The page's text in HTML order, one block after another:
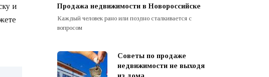
и
Продажа недвижимости в Новороссийске
Каждый человек рано или поздно сталкивается с
вопросом
Советы по продаже
недвижимости не выходя